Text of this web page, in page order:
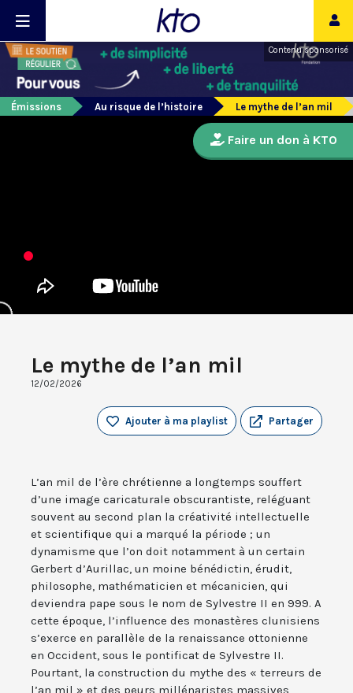
Contenu sponsorisé
Émissions Au risque de l’histoire Le mythe de l’an mil
Le mythe de l’an mil
12/02/2026
Partager
Ajouter à ma playlist
L’an mil de l’ère chrétienne a longtemps souffert
d’une image caricaturale obscurantiste, reléguant
souvent au second plan la créativité intellectuelle
et scientifique qui a marqué la période ; un
dynamisme que l’on doit notamment à un certain
Gerbert d’Aurillac, un moine bénédictin, érudit,
philosophe, mathématicien et mécanicien, qui
deviendra pape sous le nom de Sylvestre II en 999. A
cette époque, l’influence des monastères clunisiens
s’exerce en parallèle de la renaissance ottonienne
en Occident, sous le pontificat de Sylvestre II.
Pourtant, la construction du mythe des « terreurs de
l’an mil » et des peurs millénaristes massives
Faire un don à KTO